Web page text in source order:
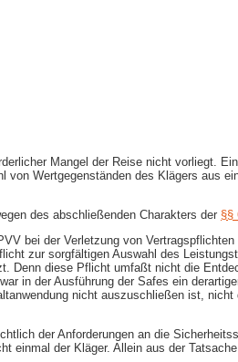
Mangel der Reise nicht vorliegt.
Wertgegenständen des Klägers aus
des abschließenden Charakters der §§
bei der Verletzung von
zur sorgfältigen Auswahl des
diese Pflicht umfaßt nicht die
in der Ausführung der Safes ein
nicht auszuschließen ist,
der Anforderungen an die
der Kläger. Allein aus der